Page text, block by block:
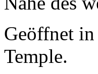
Geöffnet
Temple.